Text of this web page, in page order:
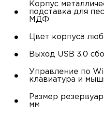
Корпус
подставка для
МДФ
Цвет корпуса
Выход USB 3.0
Управление по
клавиатура и
Размер
мм